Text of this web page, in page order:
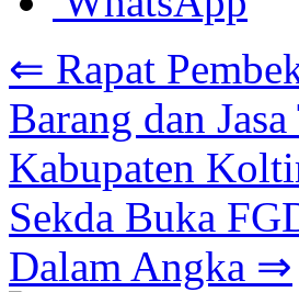
⇐ Rapat
Barang dan
Kabupaten
Sekda Buka
Dalam Angka ⇒